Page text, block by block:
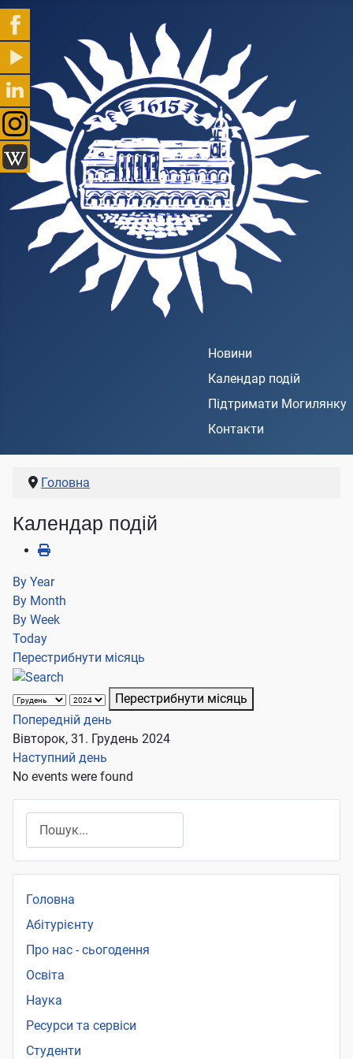
Новини
Календар подій
Підтримати Могилянку
Контакти
Головна
Календар подій
By Year
By Month
By Week
Today
Перестрибнути місяць
Перестрибнути місяць
Попередній день
Вівторок, 31. Грудень 2024
Наступний день
No events were found
Головна
Абітурієнту
Про нас - сьогодення
Освіта
Наука
Ресурси та сервіси
Студенти